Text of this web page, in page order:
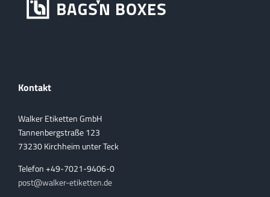
Kontakt
Walker Etiketten GmbH
Tannenbergstraße 123
73230 Kirchheim unter Teck
Telefon +49-7021-9406-0
post@walker-etiketten.de